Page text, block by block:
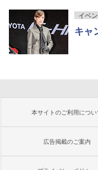
イベ
キャ
本サイトのご利用につい
広告掲載のご案内